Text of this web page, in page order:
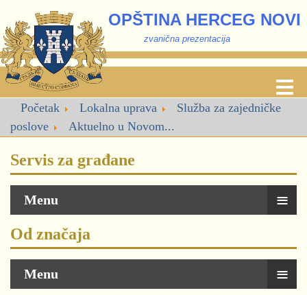
OPŠTINA HERCEG NOVI
zvanična prezentacija
Početak Lokalna uprava
Služba za zajedničke
poslove
Aktuelno u Novom...
Servis za građane
Menu ≡
Od značaja
Menu ≡